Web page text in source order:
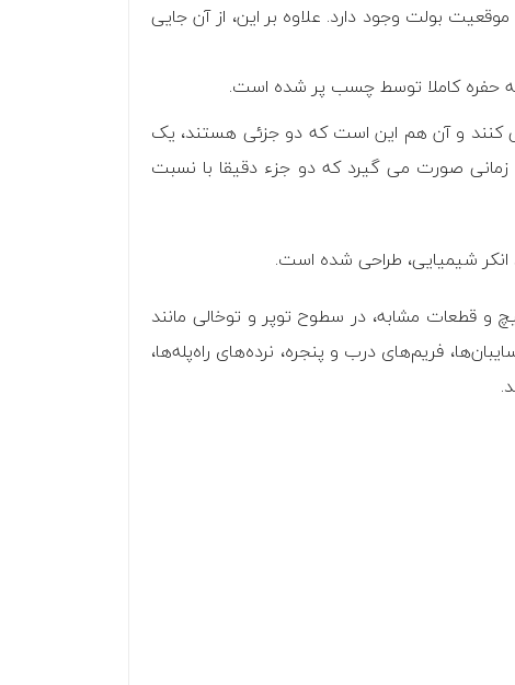
بولت وجود دارد. علاوه بر این، از آن جایی
که حفره کاملا توسط چسب پر شده است.
کنند و آن هم این است که دو جزئی هستند، یک
صورت می گیرد که دو جزء دقیقا با نسبت
شیمیایی، طراحی شده است.
قطعات مشابه، در سطوح توپر و توخالی مانند
فریم‏‌های درب و پنجره، نرده‌های راه‌پله‌ها،